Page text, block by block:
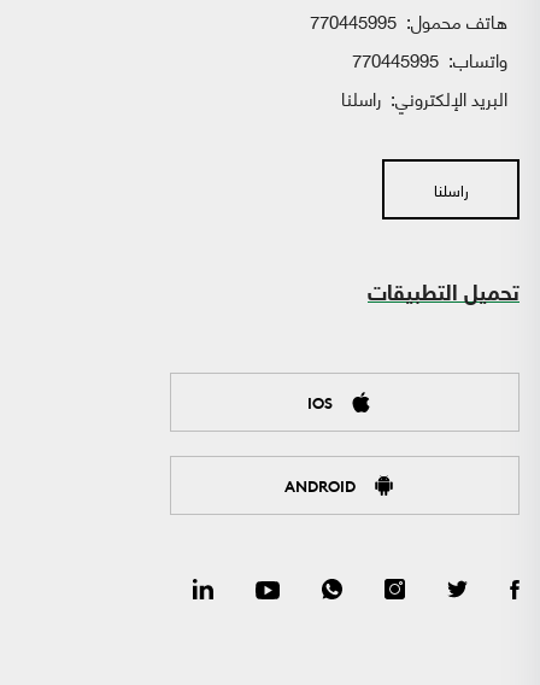
هاتف محمول: 770445995
واتساب:
البريد الإلكتروني: راسلنا
راسلنا
تحميل التطبيقات
IOS
ANDROID